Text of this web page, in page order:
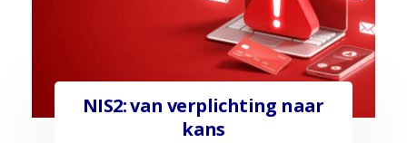
NIS2: van verplichting naar
kans